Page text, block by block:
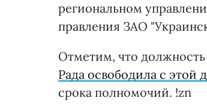
региональном
правления ЗАО
Отметим, что должность
Рада освободила с
срока полномочий. !zn